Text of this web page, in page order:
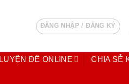
ĐĂNG NHẬP / ĐĂNG KÝ
LUYỆN ĐỀ ONLINE CHIA SẺ